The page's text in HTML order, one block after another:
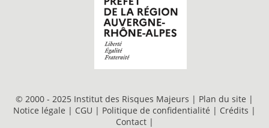
© 2000 - 2025 Institut des Risques Majeurs | Plan du site |
Notice légale | CGU | Politique de confidentialité | Crédits |
Contact |